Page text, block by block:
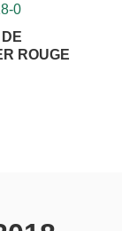
ROUGE